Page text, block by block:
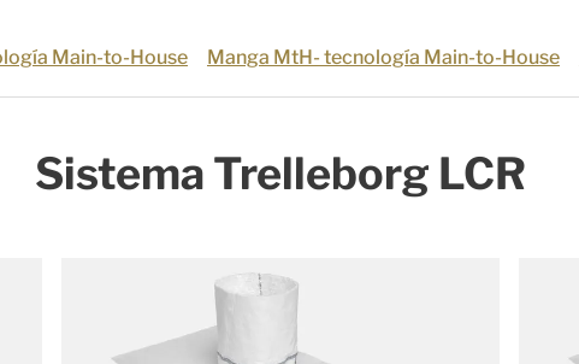
Main-to-House Manga MtH- tecnología Main-to-House
Sistema Trelleborg LCR